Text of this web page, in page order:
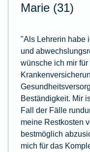
Marie (31)
"Als Lehrerin habe
und
wünsche ich mir für
Beständigkeit. Mir
Fall der Fälle
meine Restkosten
bestmöglich
mich für das